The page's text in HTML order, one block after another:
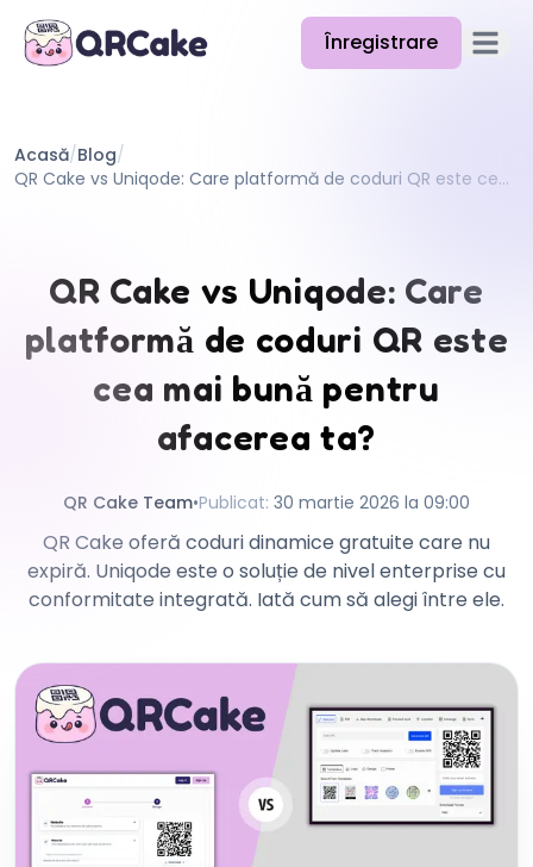
Înregistrare
Prețuri
Documentație
Ajutor
Acasă/Blog/
QR Cake vs Uniqode: Care platformă de coduri QR este cea mai bună pentru afacerea ta?
QR Cake vs Uniqode: Care
platformă de coduri QR este
cea mai bună pentru
afacerea ta?
QR Cake Team•Publicat: 30 martie 2026 la 09:00
QR Cake oferă coduri dinamice gratuite care nu
expiră. Uniqode este o soluție de nivel enterprise cu
conformitate integrată. Iată cum să alegi între ele.